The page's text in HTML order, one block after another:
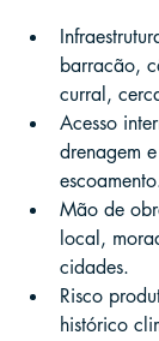
barracão,
curral,
Acesso
drenagem
Mão de
local,
cidades.
Risco
histórico